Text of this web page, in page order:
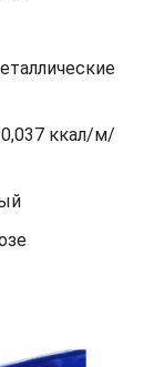
ккал/м/